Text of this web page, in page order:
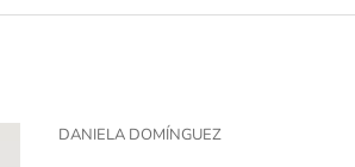
DANIELA DOMÍNGUEZ